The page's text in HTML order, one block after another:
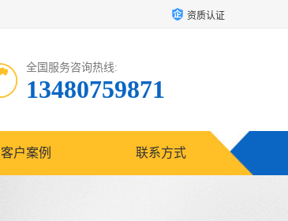
资质认证
全国服务咨询热线:
13480759871
客户案例 联系方式